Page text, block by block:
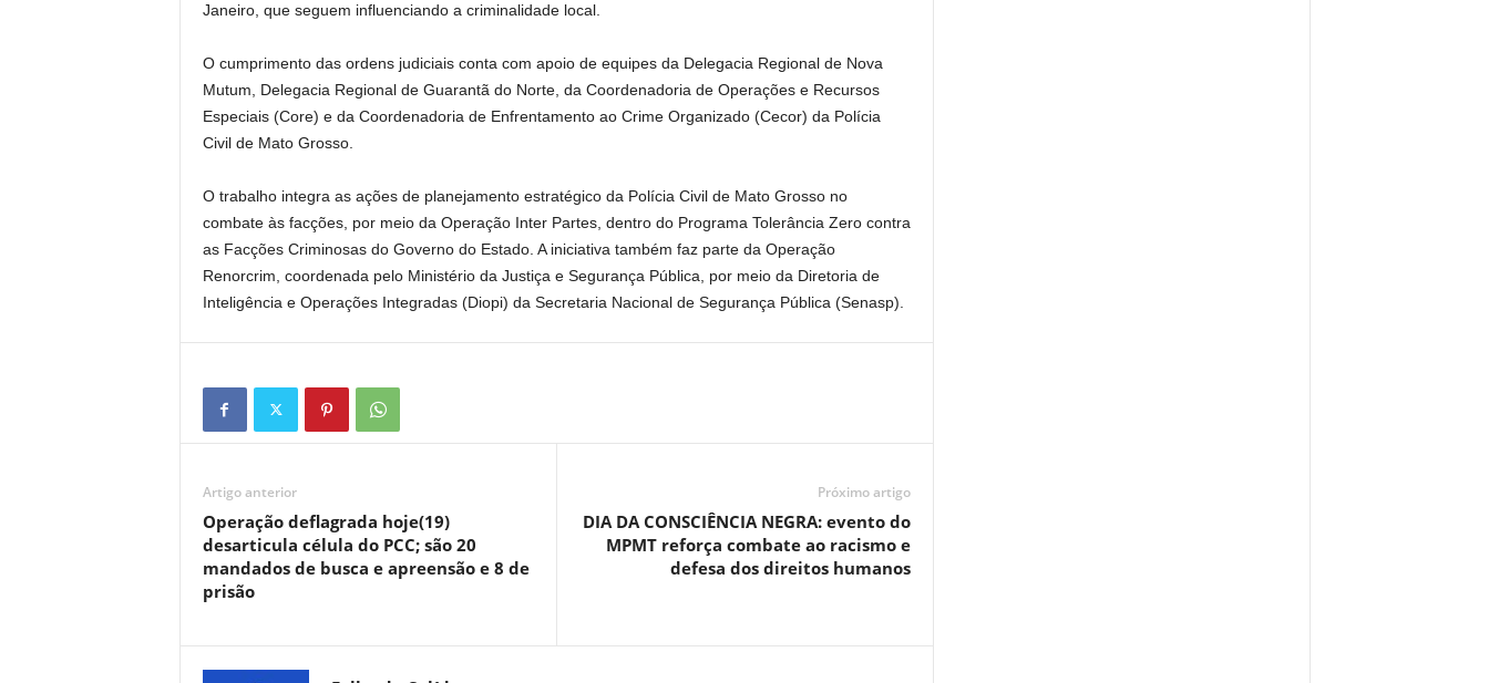
Janeiro, que seguem influenciando a criminalidade local.
O cumprimento das ordens judiciais conta com apoio de equipes da Delegacia Regional de Nova
Mutum, Delegacia Regional de Guarantã do Norte, da Coordenadoria de Operações e Recursos
Especiais (Core) e da Coordenadoria de Enfrentamento ao Crime Organizado (Cecor) da Polícia
Civil de Mato Grosso.
O trabalho integra as ações de planejamento estratégico da Polícia Civil de Mato Grosso no
combate às facções, por meio da Operação Inter Partes, dentro do Programa Tolerância Zero contra
as Facções Criminosas do Governo do Estado. A iniciativa também faz parte da Operação
Renorcrim, coordenada pelo Ministério da Justiça e Segurança Pública, por meio da Diretoria de
Inteligência e Operações Integradas (Diopi) da Secretaria Nacional de Segurança Pública (Senasp).
Artigo anterior
Operação deflagrada hoje(19)
desarticula célula do PCC; são 20
mandados de busca e apreensão e 8 de
prisão
Próximo artigo
DIA DA CONSCIÊNCIA NEGRA: evento do
MPMT reforça combate ao racismo e
defesa dos direitos humanos